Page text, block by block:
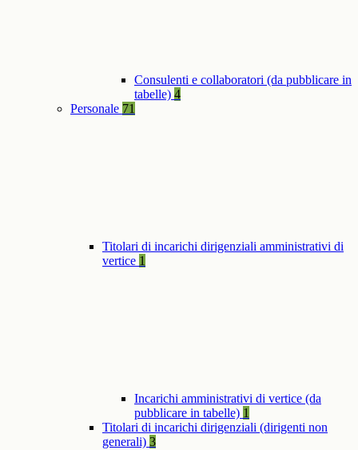
Consulenti e collaboratori (da pubblicare in
tabelle) 4
Personale 71
Titolari di incarichi dirigenziali amministrativi di
vertice 1
Incarichi amministrativi di vertice (da
pubblicare in tabelle) 1
Titolari di incarichi dirigenziali (dirigenti non
generali) 3